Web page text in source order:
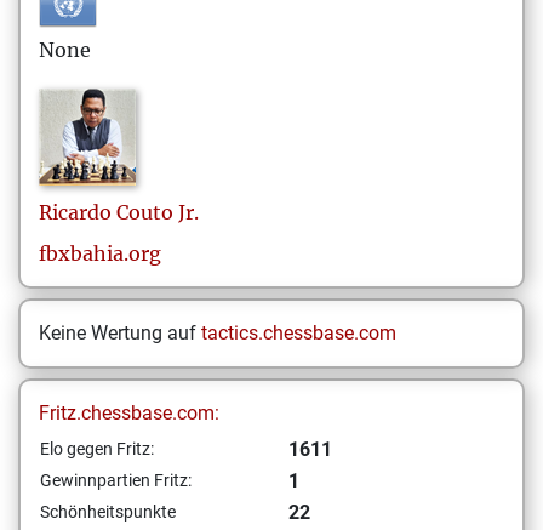
None
Ricardo Couto Jr.
fbxbahia.org
Keine Wertung auf tactics.chessbase.com
Fritz.chessbase.com:
Elo gegen Fritz: 1611
Gewinnpartien Fritz: 1
Schönheitspunkte
22